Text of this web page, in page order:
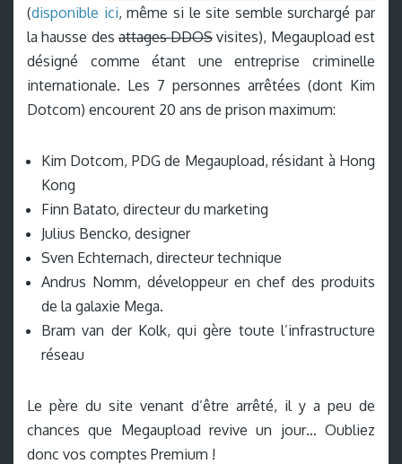
(disponible ici, même si le site semble surchargé par
la hausse desattages DDOSvisites), Megaupload est
désigné comme étant une entreprise criminelle
internationale. Les 7 personnes arrêtées (dont Kim
Dotcom) encourent 20 ans de prison maximum:
Kim Dotcom, PDG de Megaupload, résidant à Hong
Kong
Finn Batato, directeur du marketing
Julius Bencko, designer
Sven Echternach, directeur technique
Andrus Nomm, développeur en chef des produits
de la galaxie Mega.
Bram van der Kolk, qui gère toute l’infrastructure
réseau
Le père du site venant d’être arrêté, il y a peu de
chances que Megaupload revive un jour… Oubliez
donc vos comptes Premium !